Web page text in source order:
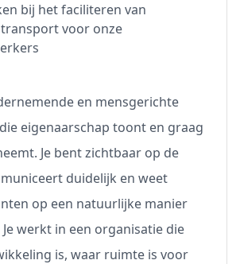
bij het faciliteren van
voor onze
en mensgerichte
eigenaarschap toont en graag
Je bent zichtbaar op de
duidelijk en weet
op een natuurlijke manier
werkt in een organisatie die
is, waar ruimte is voor